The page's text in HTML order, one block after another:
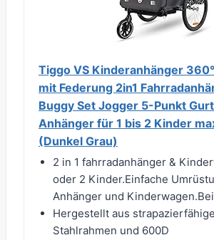
Tiggo VS Kinderanhänger
mit Federung 2in1
Buggy Set Jogger 5-Punkt
Anhänger für 1 bis 2 Kinder
(Dunkel Grau)
2 in 1 fahrradanhänger &
oder 2 Kinder.Einfache
Anhänger und
Hergestellt aus
Stahlrahmen und 600D